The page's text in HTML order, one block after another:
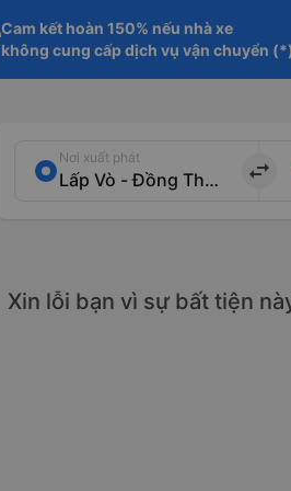
Cam kết hoàn 150% nếu nhà xe
không cung cấp dịch vụ vận chuyển
Nơi xuất phát
import_export
Xin lỗi bạn vì sự bất tiện